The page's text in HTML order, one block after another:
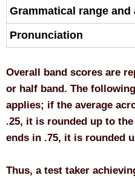
Grammatical range and
Pronunciation
Overall band scores are
or half band. The
applies; if the average
.25, it is rounded up to
ends in .75, it is rounded
Thus, a test taker